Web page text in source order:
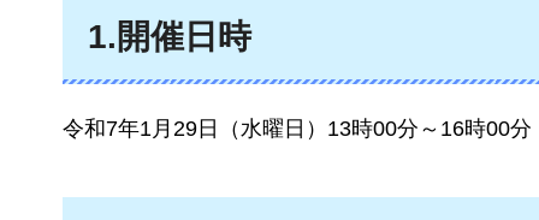
1.開催日時
令和7年1月29日（水曜日）13時00分～16時00分